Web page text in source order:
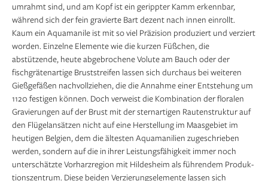
umrahmt sind, und am Kopf ist ein gerippter Kamm erkennbar,
während sich der fein gravierte Bart dezent nach innen einrollt.
Kaum ein Aquamanile ist mit so viel Präzision produziert und verziert
worden. Einzelne Elemente wie die kurzen Füßchen, die
abstützende, heute abgebrochene Volute am Bauch oder der
fischgrätenartige Bruststreifen lassen sich durchaus bei weiteren
Gießgefäßen nachvollziehen, die die Annahme einer Entstehung um
1120 festigen können. Doch verweist die Kombination der floralen
Gravierungen auf der Brust mit der sternartigen Rautenstruktur auf
den Flügelansätzen nicht auf eine Herstellung im Maasgebiet im
heutigen Belgien, dem die ältesten Aquamanilien zugeschrieben
werden, sondern auf die in ihrer Leistungsfähigkeit immer noch
unterschätzte Vorharzregion mit Hildesheim als führendem Pro­duk­
tions­zentrum. Diese beiden Verzierungselemente lassen sich